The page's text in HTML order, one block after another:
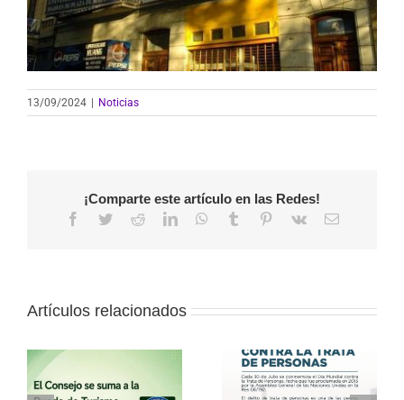
13/09/2024 Noticias
¡Comparte este artículo en las Redes!
Facebook
TwitterRedditLinkedInWhatsApp
Tumblr Pinterest
Vk
Correo
Artículos relacionados